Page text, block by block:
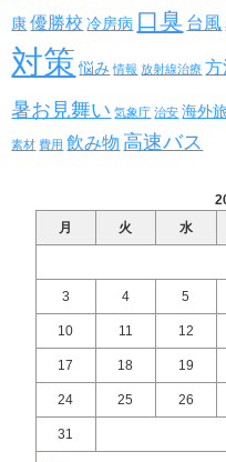
康 優勝校 冷房病 口臭 台風
対策 悩み 情報 放射線治療
暑お見舞い 気象庁 治安 海外
素材 費用 飲み物 高速バス
月
火 水
3 4 5
10 11 12
17 18 19
24 25 26
31